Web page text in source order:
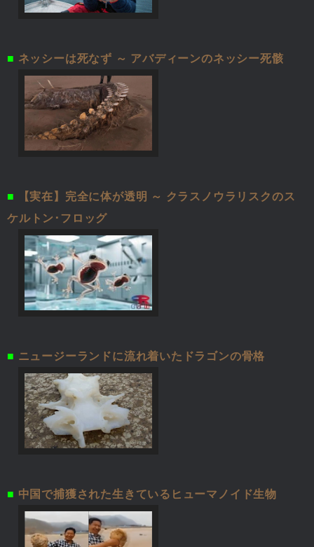
■ ネッシーは死なず ～ アバディーンのネッシー死骸
■
【実在】完全に体が透明 ～ クラスノウラリスクのス
ケルトン･フロッグ
■ ニュージーランドに流れ着いたドラゴンの骨格
■ 中国で捕獲された生きているヒューマノイド生物